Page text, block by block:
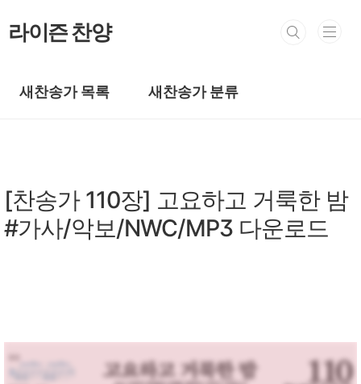
라이즌 찬양
새찬송가 목록 새찬송가 분류
[찬송가 110장] 고요하고 거룩한 밤
#가사/악보/NWC/MP3 다운로드